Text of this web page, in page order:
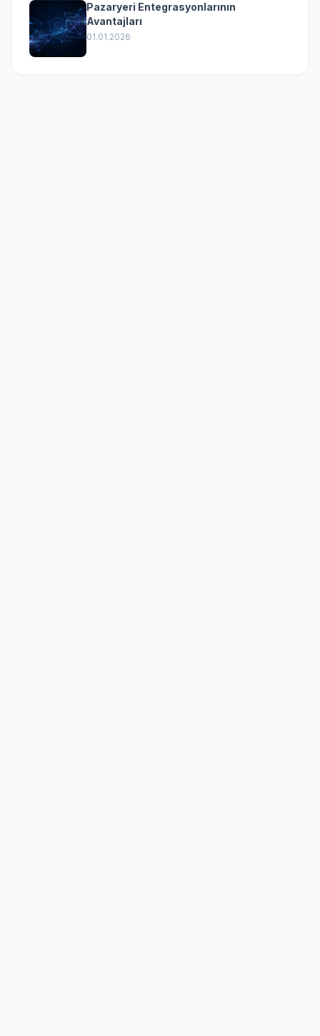
Pazaryeri Entegrasyonlarının
Avantajları
01.01.2026